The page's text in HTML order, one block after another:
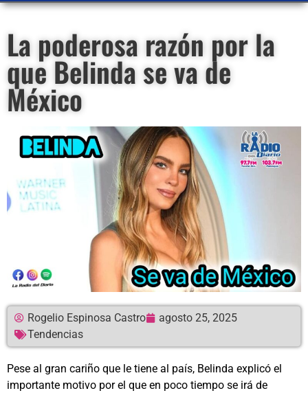
La poderosa razón por la
que Belinda se va de
México
Rogelio Espinosa Castro
agosto 25, 2025
Tendencias
Pese al gran cariño que le tiene al país, Belinda explicó el
importante motivo por el que en poco tiempo se irá de